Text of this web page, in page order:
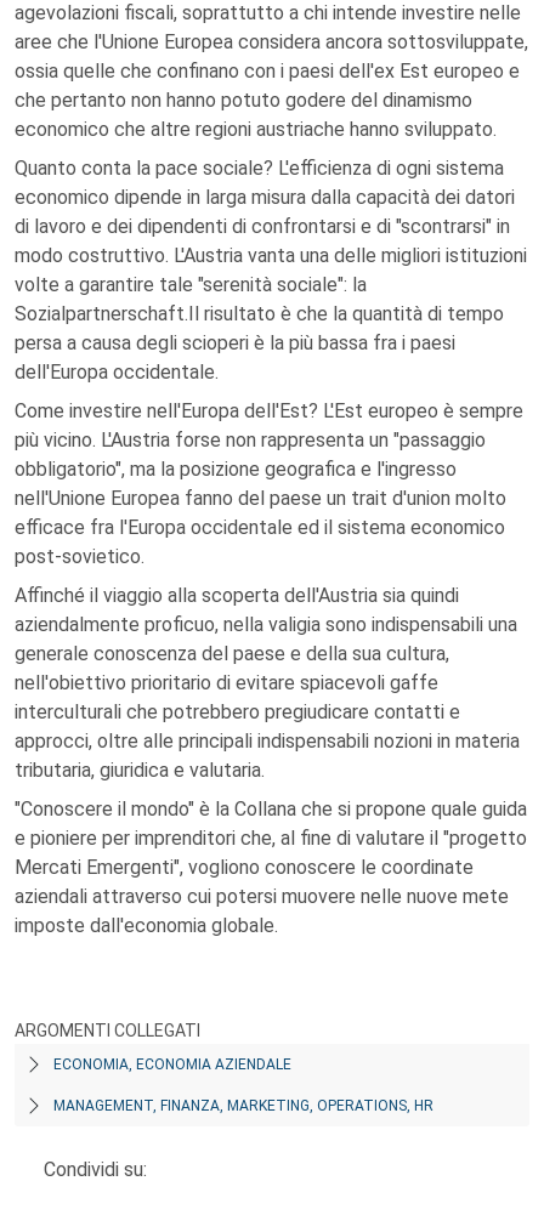
agevolazioni fiscali, soprattutto a chi intende investire nelle
aree che l'Unione Europea considera ancora sottosviluppate,
ossia quelle che confinano con i paesi dell'ex Est europeo e
che pertanto non hanno potuto godere del dinamismo
economico che altre regioni austriache hanno sviluppato.
Quanto conta la pace sociale? L'efficienza di ogni sistema
economico dipende in larga misura dalla capacità dei datori
di lavoro e dei dipendenti di confrontarsi e di "scontrarsi" in
modo costruttivo. L'Austria vanta una delle migliori istituzioni
volte a garantire tale "serenità sociale": la
Sozialpartnerschaft.Il risultato è che la quantità di tempo
persa a causa degli scioperi è la più bassa fra i paesi
dell'Europa occidentale.
Come investire nell'Europa dell'Est? L'Est europeo è sempre
più vicino. L'Austria forse non rappresenta un "passaggio
obbligatorio", ma la posizione geografica e l'ingresso
nell'Unione Europea fanno del paese un trait d'union molto
efficace fra l'Europa occidentale ed il sistema economico
post-sovietico.
Affinché il viaggio alla scoperta dell'Austria sia quindi
aziendalmente proficuo, nella valigia sono indispensabili una
generale conoscenza del paese e della sua cultura,
nell'obiettivo prioritario di evitare spiacevoli gaffe
interculturali che potrebbero pregiudicare contatti e
approcci, oltre alle principali indispensabili nozioni in materia
tributaria, giuridica e valutaria.
"Conoscere il mondo" è la Collana che si propone quale guida
e pioniere per imprenditori che, al fine di valutare il "progetto
Mercati Emergenti", vogliono conoscere le coordinate
aziendali attraverso cui potersi muovere nelle nuove mete
imposte dall'economia globale.
ARGOMENTI COLLEGATI
ECONOMIA, ECONOMIA AZIENDALE
MANAGEMENT, FINANZA, MARKETING, OPERATIONS, HR
Condividi su: